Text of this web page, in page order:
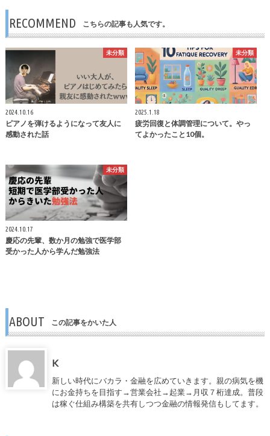
RECOMMEND こちらの記事も人気です。
未分類
2024.10.16
ピアノを弾けるようになって友人に
感動された話
未分類
2025.1.18
疲労回復と体調管理について。やっ
てよかったこと10個。
未分類
2024.10.17
慶応の先輩、数か月の勉強で医学部
受かった人から学んだ勉強法
ABOUT この記事をかいた人
K
新しい時代にバカラ・金融を広めていきます。親の病気を機
にお金持ちを目指す→営業会社→起業→月収７桁達成。普段
は稼ぐ仕組み構築を共有しつつ金融の情報発信もしてます。